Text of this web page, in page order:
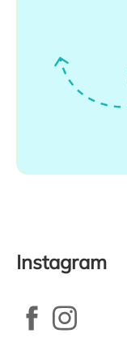
Instagram